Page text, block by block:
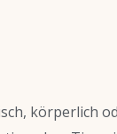
körperlich